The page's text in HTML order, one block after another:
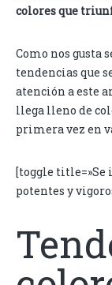
colores que
Como nos gusta
tendencias que
atención a este
llega lleno de
primera vez en
[toggle title=»Se
potentes y